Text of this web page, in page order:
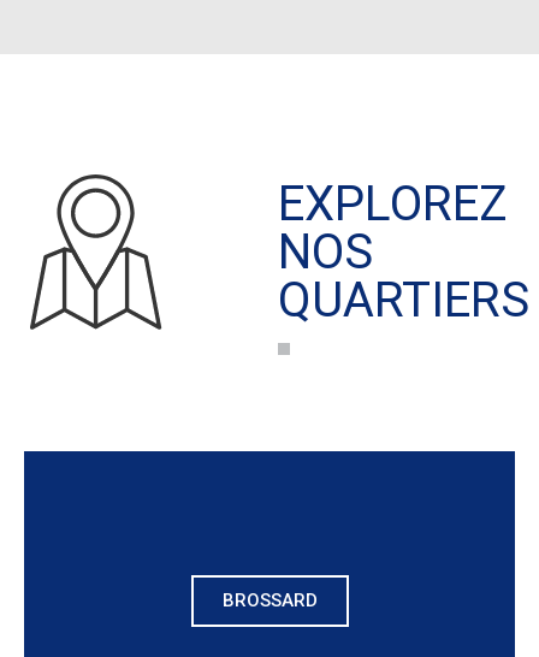
EXPLOREZ
NOS
QUARTIERS
BROSSARD